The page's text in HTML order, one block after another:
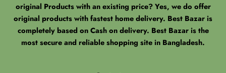
original Products with an existing price? Yes, we do offer
original products with fastest home delivery. Best Bazar is
completely based on Cash on delivery. Best Bazar is the
most secure and reliable shopping site in Bangladesh.